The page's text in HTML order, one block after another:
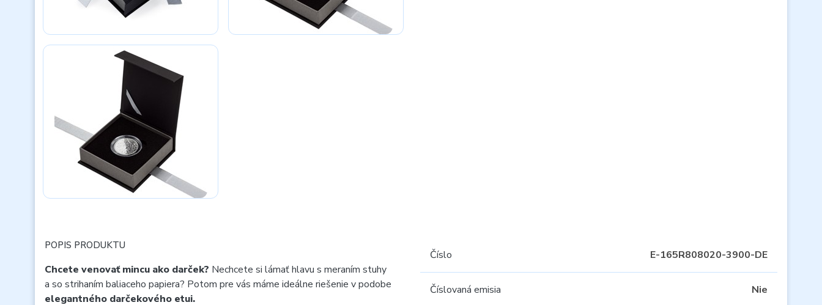
POPIS PRODUKTU
Chcete venovať mincu ako darček? Nechcete si lámať hlavu s meraním stuhy
a so strihaním baliaceho papiera? Potom pre vás máme ideálne riešenie v podobe
elegantného darčekového etui.
Číslo E-165R808020-3900-DE
Číslovaná emisia Nie